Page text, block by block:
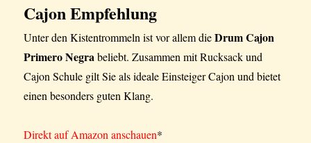
Cajon Empfehlung
Unter den Kistentrommeln ist vor allem dieDrum Cajon
Primero Negrabeliebt. Zusammen mit Rucksack und
Cajon Schule gilt Sie als ideale Einsteiger Cajon und bietet
einen besonders guten Klang.
Direkt auf Amazon anschauen*